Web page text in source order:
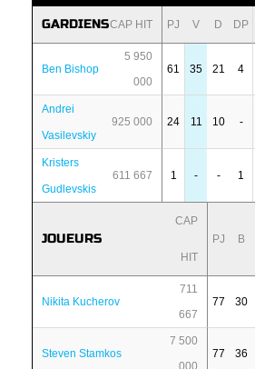
GARDIENSCAP HIT PJ V D DP
Ben Bishop
5 950
000
61 35 21 4
Andrei
Vasilevskiy
925 000 24 11 10 -
Kristers
Gudlevskis
611 667 1 - - 1
JOUEURS
CAP
HIT
PJ B
Nikita Kucherov
711
667
77 30
Steven Stamkos
7 500
000
77 36